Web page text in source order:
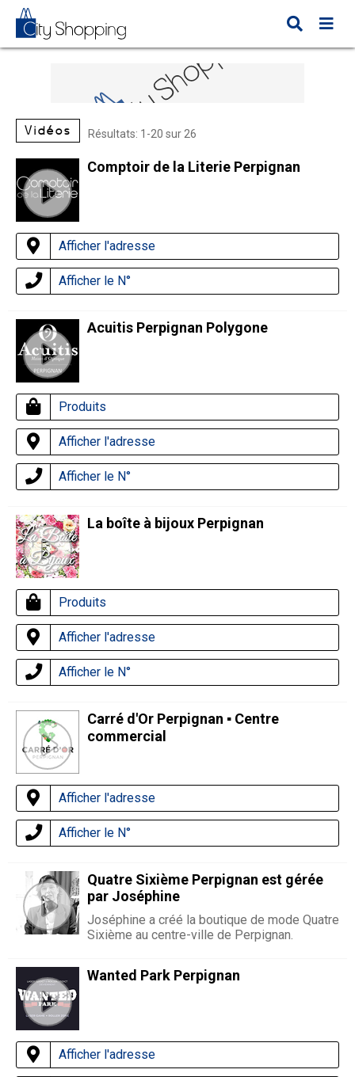
Vidéos Résultats: 1-20 sur 26
Comptoir de la Literie Perpignan
Afficher l'adresse
Afficher le N°
Acuitis Perpignan Polygone
Produits
Afficher l'adresse
Afficher le N°
La boîte à bijoux Perpignan
Produits
Afficher l'adresse
Afficher le N°
Carré d'Or Perpignan ▪️ Centre
commercial
Afficher l'adresse
Afficher le N°
Quatre Sixième Perpignan est gérée
par Joséphine
Joséphine a créé la boutique de mode Quatre
Sixième au centre-ville de Perpignan.
Wanted Park Perpignan
Afficher l'adresse